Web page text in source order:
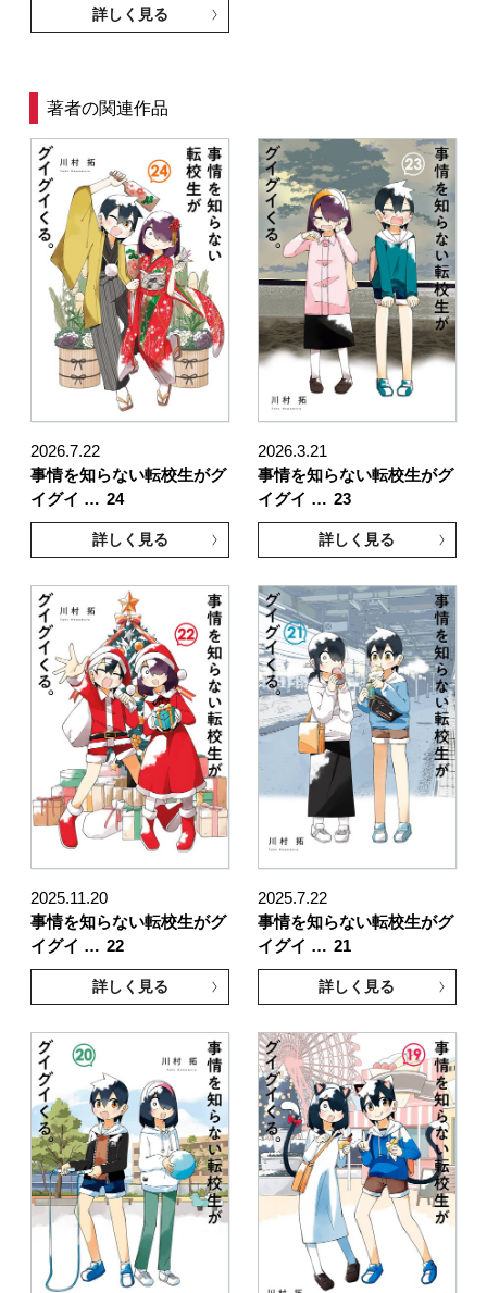
詳しく見る
著者の関連作品
2026.7.22
事情を知らない転校生がグ
イグイ … 24
詳しく見る
2026.3.21
事情を知らない転校生がグ
イグイ … 23
詳しく見る
2025.11.20
事情を知らない転校生がグ
イグイ … 22
詳しく見る
2025.7.22
事情を知らない転校生がグ
イグイ … 21
詳しく見る